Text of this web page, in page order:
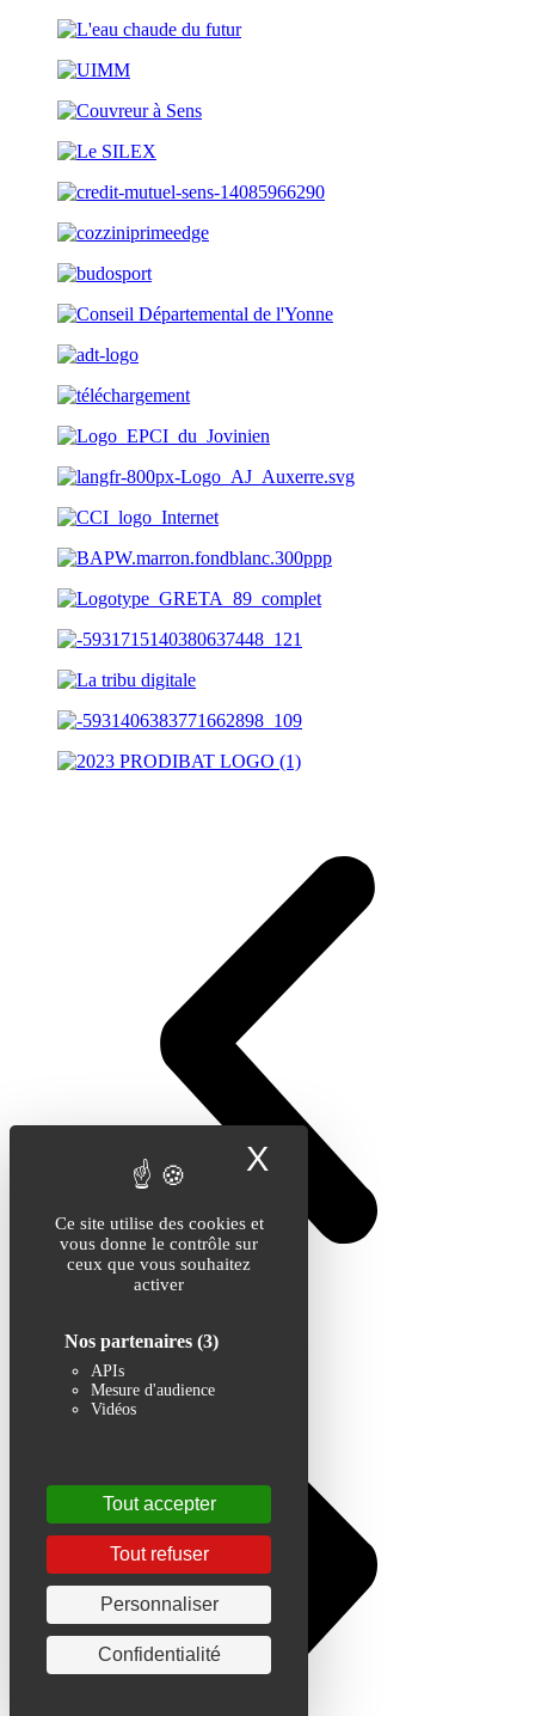
Ce site utilise des cookies et
vous donne le contrôle sur
ceux que vous souhaitez
activer
Nos partenaires (3)
APIs
Mesure d'audience
Vidéos
Tout accepter
Tout refuser
Personnaliser
Confidentialité
X Masquer le